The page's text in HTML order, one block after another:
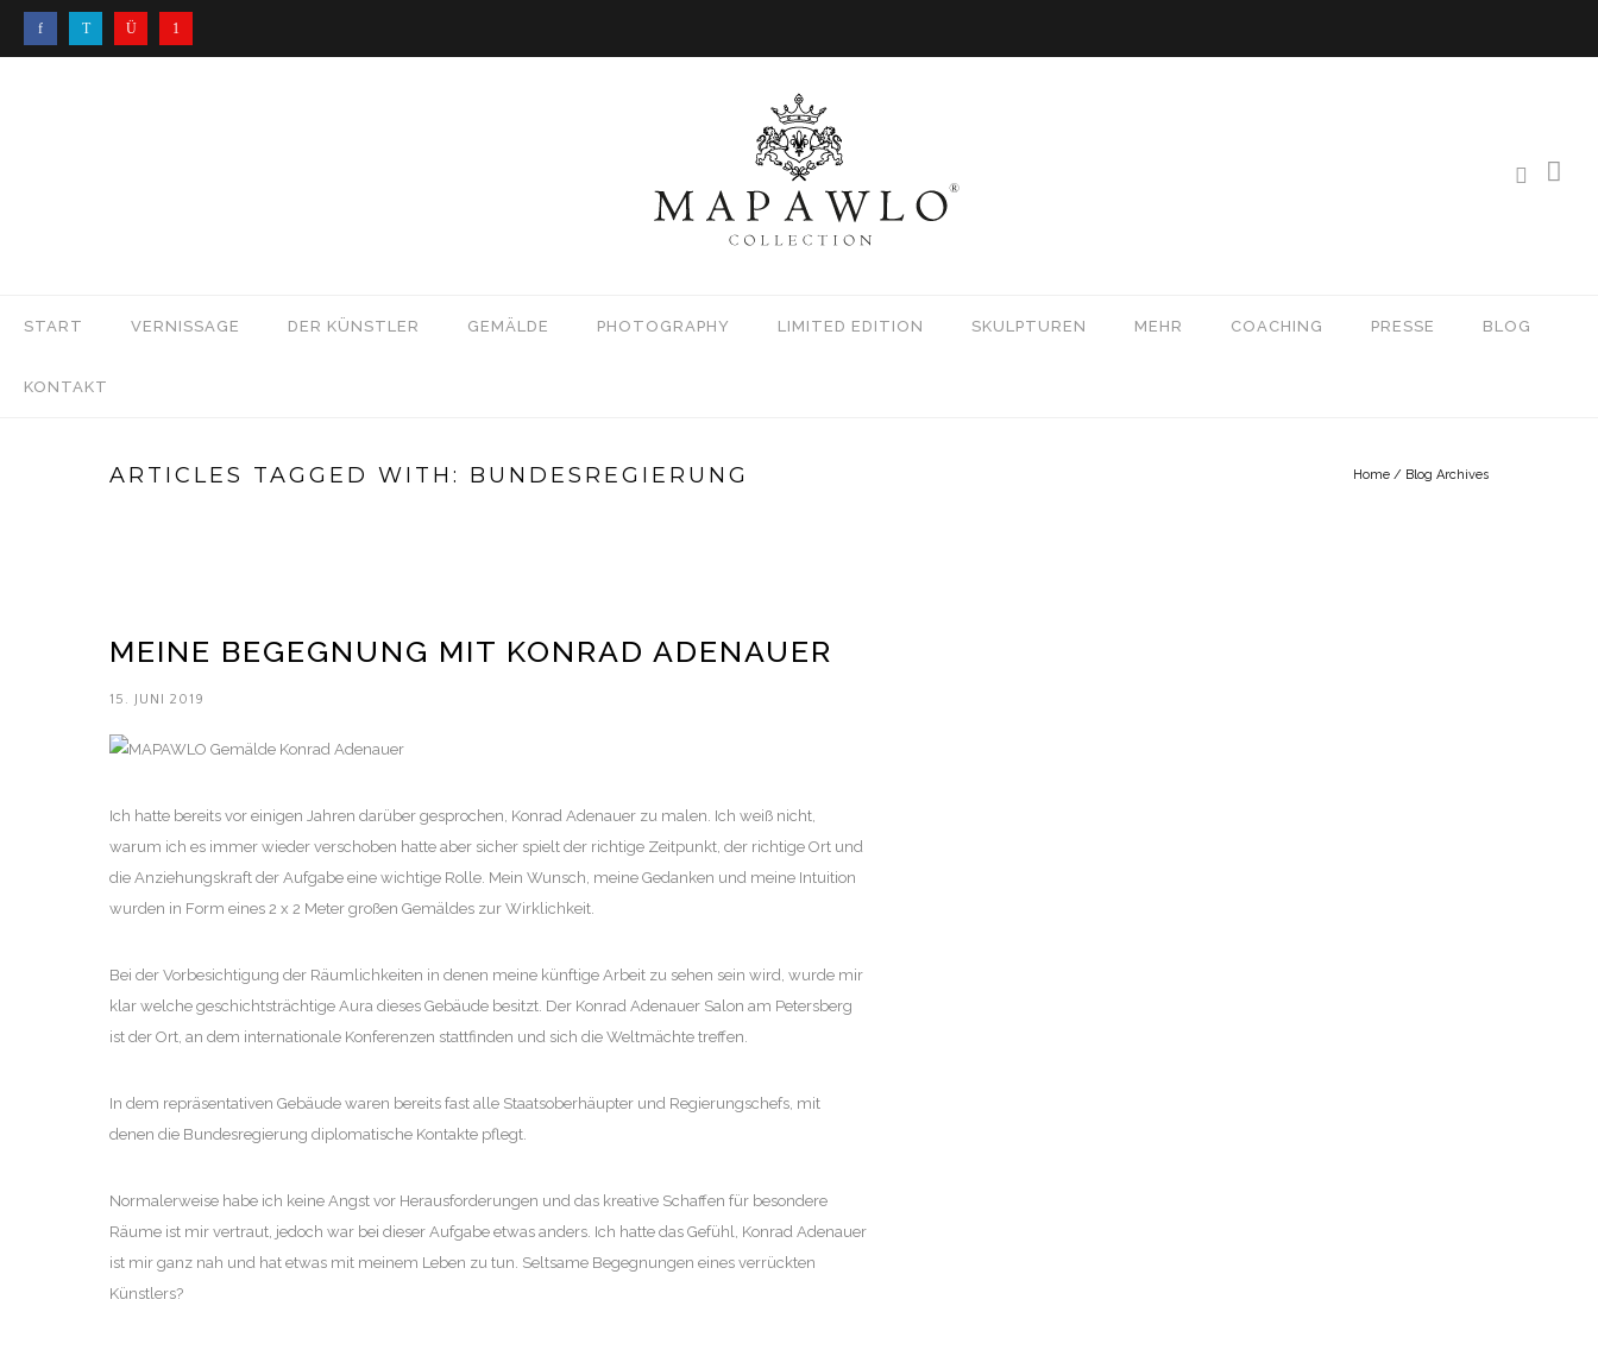
START VERNISSAGE DER KÜNSTLER GEMÄLDE PHOTOGRAPHY LIMITED EDITION SKULPTUREN MEHR COACHING PRESSE BLOG
KONTAKT
ARTICLES TAGGED WITH: BUNDESREGIERUNG Home / Blog Archives
MEINE BEGEGNUNG MIT KONRAD ADENAUER
15. JUNI 2019
Ich hatte bereits vor einigen Jahren darüber gesprochen, Konrad Adenauer zu malen. Ich weiß nicht,
warum ich es immer wieder verschoben hatte aber sicher spielt der richtige Zeitpunkt, der richtige Ort und
die Anziehungskraft der Aufgabe eine wichtige Rolle. Mein Wunsch, meine Gedanken und meine Intuition
wurden in Form eines 2 x 2 Meter großen Gemäldes zur Wirklichkeit.
Bei der Vorbesichtigung der Räumlichkeiten in denen meine künftige Arbeit zu sehen sein wird, wurde mir
klar welche geschichtsträchtige Aura dieses Gebäude besitzt. Der Konrad Adenauer Salon am Petersberg
ist der Ort, an dem internationale Konferenzen stattfinden und sich die Weltmächte treffen.
In dem repräsentativen Gebäude waren bereits fast alle Staatsoberhäupter und Regierungschefs, mit
denen die Bundesregierung diplomatische Kontakte pflegt.
Normalerweise habe ich keine Angst vor Herausforderungen und das kreative Schaffen für besondere
Räume ist mir vertraut, jedoch war bei dieser Aufgabe etwas anders. Ich hatte das Gefühl, Konrad Adenauer
ist mir ganz nah und hat etwas mit meinem Leben zu tun. Seltsame Begegnungen eines verrückten
Künstlers?